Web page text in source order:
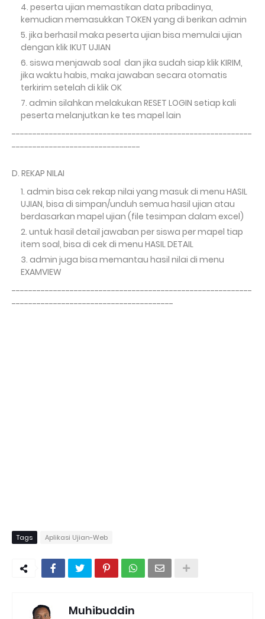
peserta ujian memastikan data pribadinya,
kemudian memasukkan TOKEN yang di berikan admin
jika berhasil maka peserta ujian bisa memulai ujian
dengan klik IKUT UJIAN
siswa menjawab soal dan jika sudah siap klik KIRIM,
jika waktu habis, maka jawaban secara otomatis
terkirim setelah di klik OK
admin silahkan melakukan RESET LOGIN setiap kali
peserta melanjutkan ke tes mapel lain
----------------------------------------------------------
-------------------------------
D. REKAP NILAI
admin bisa cek rekap nilai yang masuk di menu HASIL
UJIAN, bisa di simpan/unduh semua hasil ujian atau
berdasarkan mapel ujian (file tesimpan dalam excel)
untuk hasil detail jawaban per siswa per mapel tiap
item soal, bisa di cek di menu HASIL DETAIL
admin juga bisa memantau hasil nilai di menu
EXAMVIEW
----------------------------------------------------------
---------------------------------------
Tags Aplikasi Ujian-Web
Muhibuddin